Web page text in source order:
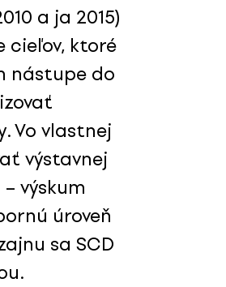
a ja 2015)
cieľov, ktoré
nástupe do
Vo vlastnej
výstavnej
výskum
úroveň
sa SCD